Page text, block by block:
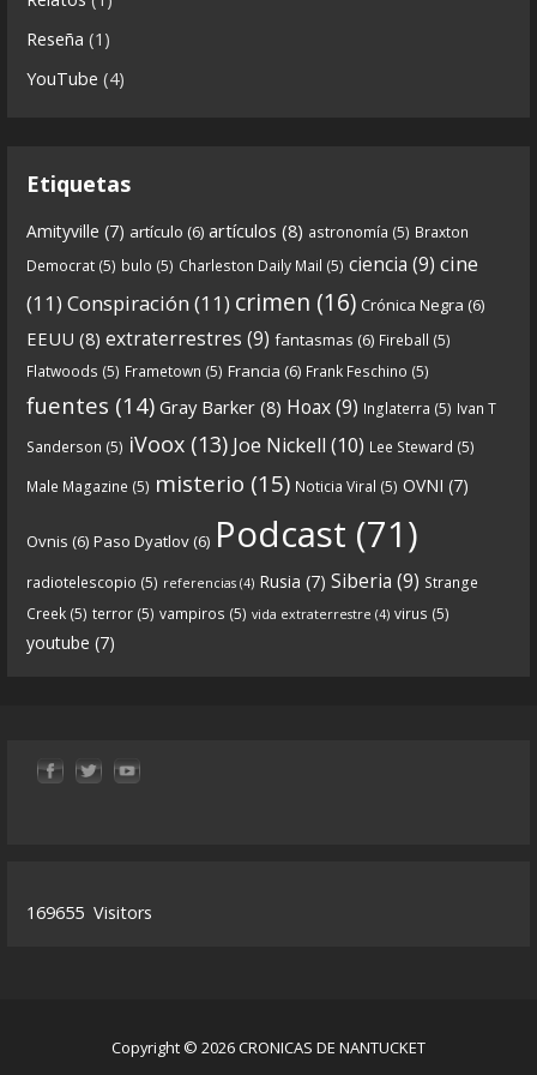
6x02-8211-ras-ras-rasputin-el-monje-audios-
mp3_rf_62723031_1.html
Crónicas de Nantucket
5 years ago
Crónicas De Nantucket on Twitter
Próximamente en el #Podcast
de Crónicas de
https://twitter.com/CDNantucket/status/13336753
52049274880?s=19
“Próximamente en el#podcastde Crónicas de
nantucket.
https://t.co/3zqG4RtRl7”
Reseña (1)
YouTube (4)
Etiquetas
Amityville (7) artículo (6) artículos (8) astronomía (5) Braxton
Democrat (5) bulo (5) Charleston Daily Mail (5) ciencia (9) cine
(11) Conspiración (11) crimen (16) Crónica Negra (6)
EEUU (8) extraterrestres (9) fantasmas (6) Fireball (5)
Flatwoods (5) Frametown (5) Francia (6) Frank Feschino (5)
fuentes (14) Gray Barker (8) Hoax(9) Inglaterra (5) Ivan T
Sanderson (5) iVoox (13) Joe Nickell (10) Lee Steward (5)
Male Magazine (5) misterio (15) Noticia Viral (5) OVNI (7)
Ovnis (6) Paso Dyatlov (6) Podcast (71)
radiotelescopio (5) referencias (4) Rusia (7) Siberia (9) Strange
Creek (5) terror (5) vampiros (5) vida extraterrestre (4) virus (5)
youtube (7)
169655 Visitors
Copyright © 2026 CRONICAS DE NANTUCKET